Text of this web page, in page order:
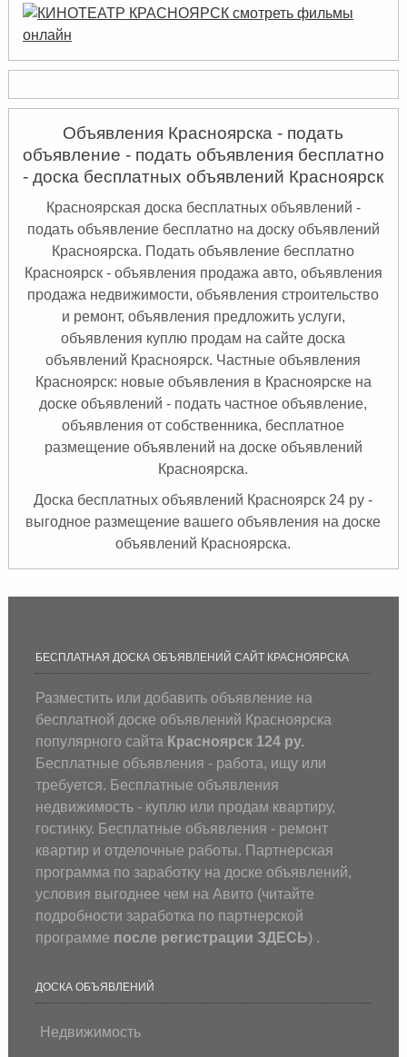
Объявления Красноярска - подать
объявление - подать объявления бесплатно
- доска бесплатных объявлений Красноярск
Красноярская доска бесплатных объявлений -
подать объявление бесплатно на доску объявлений
Красноярска. Подать объявление бесплатно
Красноярск- объявления продажа авто, объявления
продажа недвижимости, объявления строительство
и ремонт, объявления предложить услуги,
объявления куплю продам на сайте доска
объявлений Красноярск. Частные объявления
Красноярск: новые объявления в Красноярске на
доске объявлений - подать частное объявление,
объявления от собственника, бесплатное
размещение объявлений на доске объявлений
Красноярска.
Доска бесплатных объявлений Красноярск 24 ру -
выгодное размещение вашего объявления на доске
объявлений Красноярска.
БЕСПЛАТНАЯ ДОСКА ОБЪЯВЛЕНИЙ САЙТ КРАСНОЯРСКА
Разместить или добавить объявление на
бесплатной доске объявлений Красноярска
популярного сайта Красноярск 124 ру.
Бесплатные объявления - работа, ищу или
требуется. Бесплатные объявления
недвижимость - куплю или продам квартиру,
гостинку. Бесплатные объявления - ремонт
квартир и отделочные работы. Партнерская
программа по заработку на доске объявлений,
условия выгоднее чем на Авито (читайте
подробности заработка по партнерской
программе после регистрации ЗДЕСЬ) .
ДОСКА ОБЪЯВЛЕНИЙ
Недвижимость